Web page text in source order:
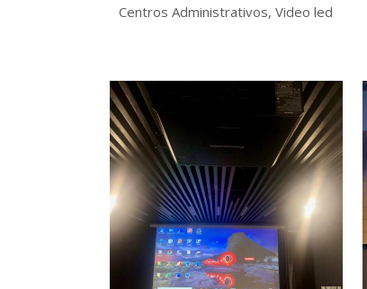
Centros Administrativos, Video led